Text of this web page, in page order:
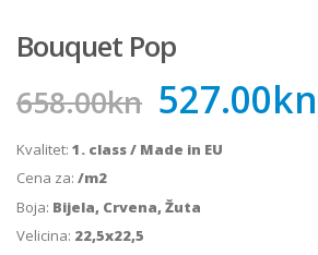
Bouquet Pop
658.00kn 527.00kn
Kvalitet: 1. class / Made in EU
Cena za: /m2
Boja: Bijela, Crvena, Žuta
Velicina: 22,5x22,5